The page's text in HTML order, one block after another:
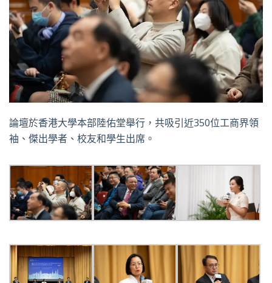
論壇於香港大學本部陸佑堂舉行，共吸引近350位工商界領
袖、傑出學者、校友和學生出席。